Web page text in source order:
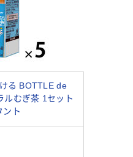
る BOTTLE de
ルむぎ茶 1セット
ント